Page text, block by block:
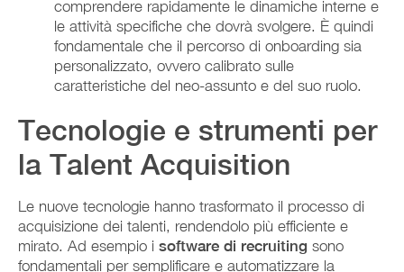
comprendere rapidamente le dinamiche interne e
le attività specifiche che dovrà svolgere. È quindi
fondamentale che il percorso di onboarding sia
personalizzato, ovvero calibrato sulle
caratteristiche del neo-assunto e del suo ruolo.
Tecnologie e strumenti per
la Talent Acquisition
Le nuove tecnologie hanno trasformato il processo di
acquisizione dei talenti, rendendolo più efficiente e
mirato. Ad esempio i software di recruiting sono
fondamentali per semplificare e automatizzare la